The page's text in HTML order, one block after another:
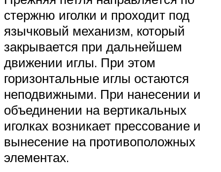
стержню иголки и проходит под
язычковый механизм, который
закрывается при дальнейшем
движении иглы. При этом
горизонтальные иглы остаются
неподвижными. При нанесении и
объединении на вертикальных
иголках возникает прессование и
вынесение на противоположных
элементах.